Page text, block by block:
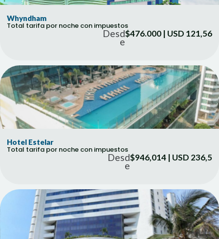
Whyndham
Total tarifa por noche con impuestos
Desd
e
$476.000 | USD 121,56
Hotel Estelar
Total tarifa por noche con impuestos
Desd
e
$946,014 | USD 236,5